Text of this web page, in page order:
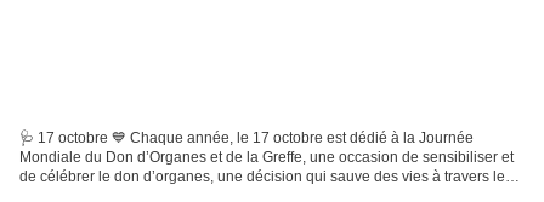
🩺 17 octobre 💙 Chaque année, le 17 octobre est dédié à la Journée
Mondiale du Don d’Organes et de la Greffe, une occasion de sensibiliser et
de célébrer le don d’organes, une décision qui sauve des vies à travers le